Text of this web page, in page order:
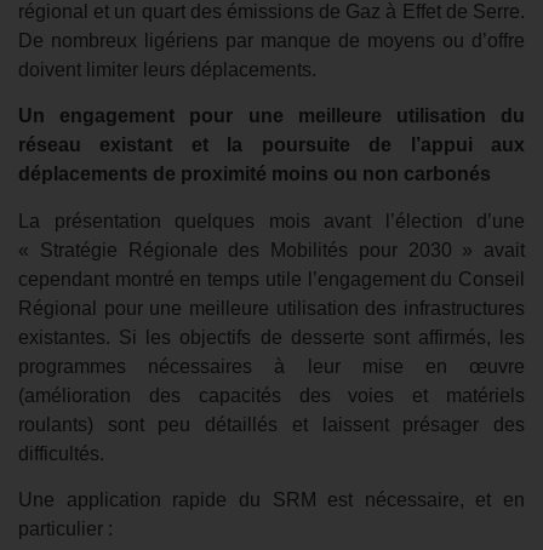
régional et un quart des émissions de Gaz à Effet de Serre.
De nombreux ligériens par manque de moyens ou d’offre
doivent limiter leurs déplacements.
Un engagement pour une meilleure utilisation du
réseau existant et la poursuite de l’appui aux
déplacements de proximité moins ou non carbonés
La présentation quelques mois avant l’élection d’une
« Stratégie Régionale des Mobilités pour 2030 » avait
cependant montré en temps utile l’engagement du Conseil
Régional pour une meilleure utilisation des infrastructures
existantes. Si les objectifs de desserte sont affirmés, les
programmes nécessaires à leur mise en œuvre
(amélioration des capacités des voies et matériels
roulants) sont peu détaillés et laissent présager des
difficultés.
Une application rapide du SRM est nécessaire, et en
particulier :